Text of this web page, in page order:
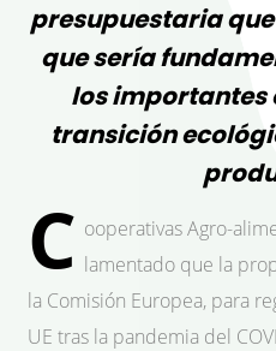
presupuestaria
que sería
los importantes
transición
C ooperativas Agro-
lamentado que la
la Comisión Europea, para
UE tras la pandemia del